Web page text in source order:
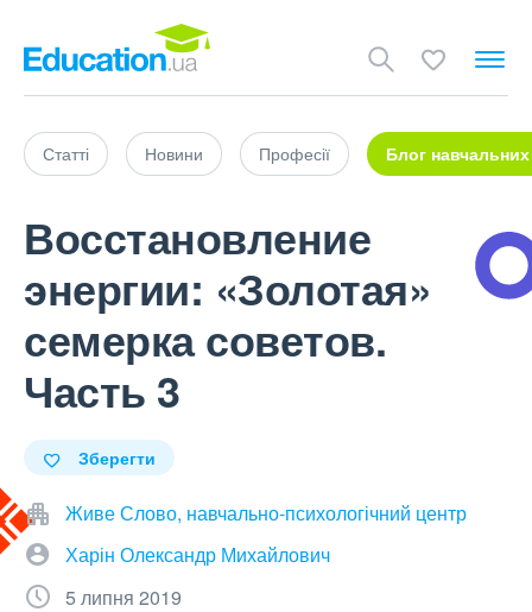
Статті Новини Професії Блог навчальних
Восстановление
энергии: «Золотая»
семерка советов.
Часть 3
Зберегти
Живе Слово, навчально-психологічний центр
Харін Олександр Михайлович
5 липня 2019